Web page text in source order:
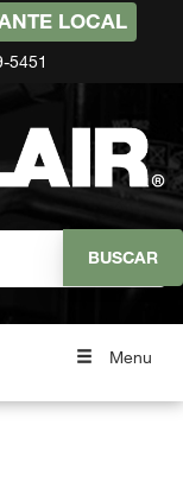
LOCAL
5451
Menu